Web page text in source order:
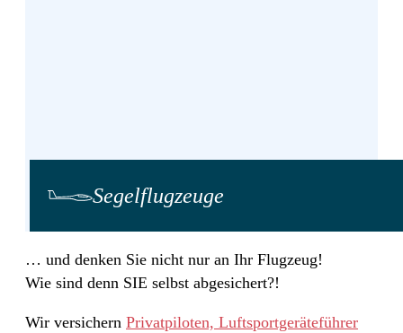
Segel­flug­zeuge
… und denken Sie nicht nur an Ihr Flugzeug!
Wie sind denn SIE selbst abgesichert?!
Wir versichern Privatpiloten, Luftsportgeräteführer